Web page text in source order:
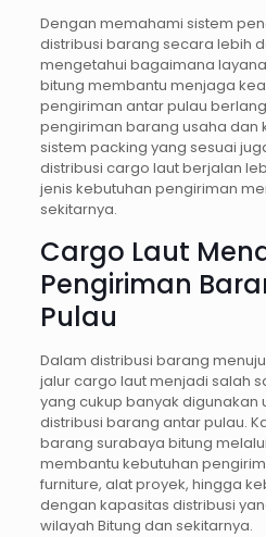
Dengan memahami sistem
distribusi barang secara lebih
mengetahui bagaimana
bitung membantu menjaga
pengiriman antar pulau
pengiriman barang usaha dan
sistem packing yang sesuai
distribusi cargo laut berjalan
jenis kebutuhan pengiriman
sekitarnya.
Cargo Laut
Pengiriman
Pulau
Dalam distribusi barang
jalur cargo laut menjadi salah
yang cukup banyak digunakan
distribusi barang antar pulau.
barang surabaya bitung
membantu kebutuhan
furniture, alat proyek, hingga
dengan kapasitas distribusi
wilayah Bitung dan sekitarnya.